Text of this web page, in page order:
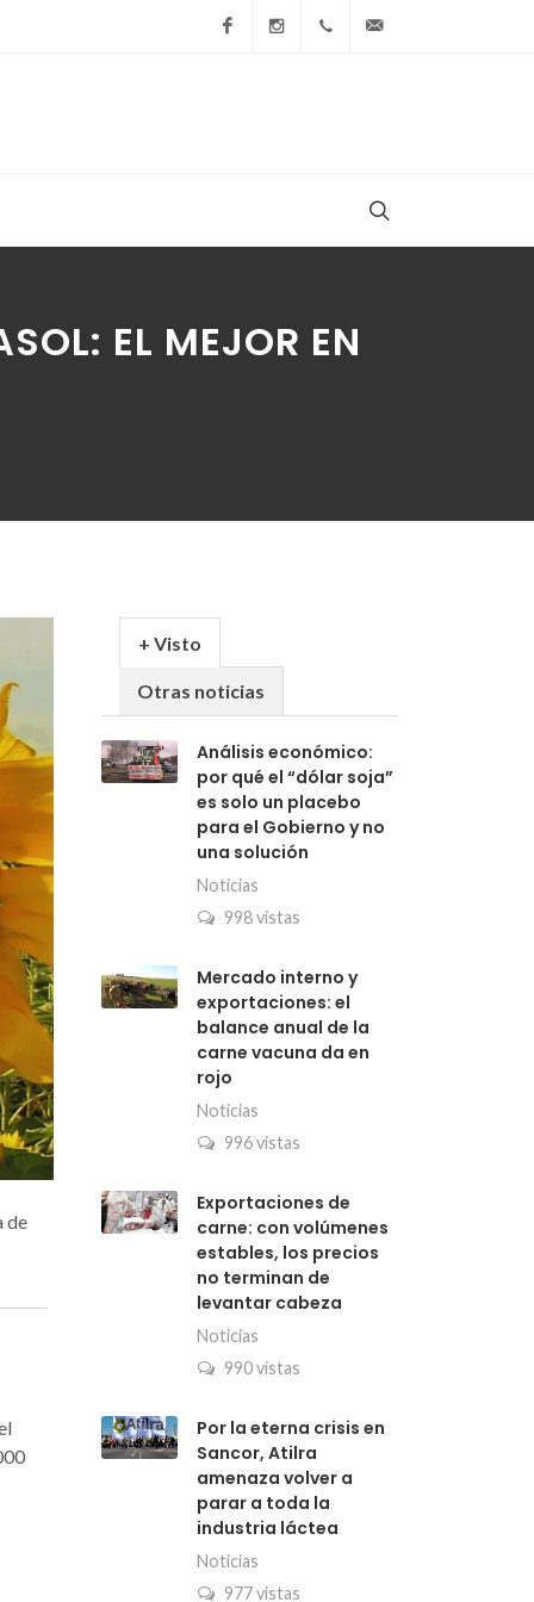
FacebookInstagram+54 9 236 465-4833
EL MEJOR EN
de
+ Visto
Otras noticias
Análisis económico:
por qué el “dólar soja”
es solo un placebo
para el Gobierno y no
una solución
Noticias
998 vistas
Mercado interno y
exportaciones: el
balance anual de la
carne vacuna da en
rojo
Noticias
996 vistas
Exportaciones de
carne: con volúmenes
estables, los precios
no terminan de
levantar cabeza
Noticias
990 vistas
Por la eterna crisis en
Sancor, Atilra
amenaza volver a
parar a toda la
industria láctea
Noticias
977 vistas